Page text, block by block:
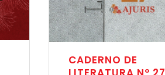
CADERNO DE